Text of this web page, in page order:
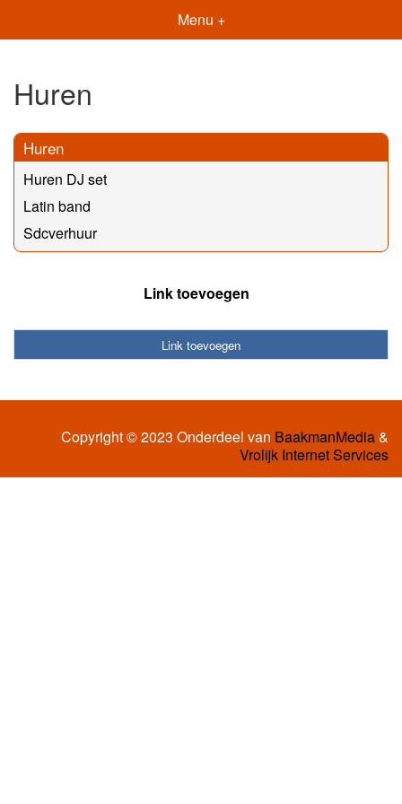
Menu +
Huren
Huren
Huren DJ set
Latin band
Sdcverhuur
Link toevoegen
Link toevoegen
Copyright © 2023 Onderdeel van BaakmanMedia&
Vrolijk Internet Services